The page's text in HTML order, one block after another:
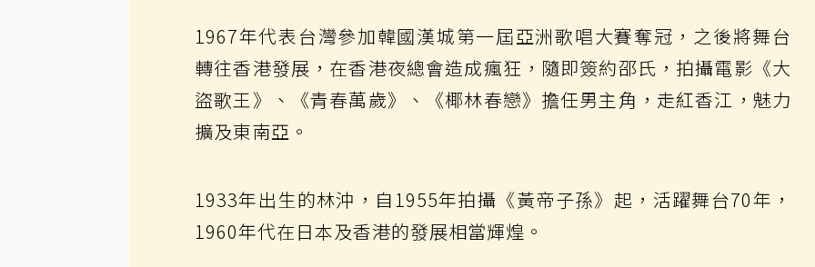
1967年代表台灣參加韓國漢城第一屆亞洲歌唱大賽奪冠，之後將舞台
轉往香港發展，在香港夜總會造成瘋狂，隨即簽約邵氏，拍攝電影《大
盜歌王》、《青春萬歲》、《椰林春戀》擔任男主角，走紅香江，魅力
擴及東南亞。
1933年出生的林沖，自1955年拍攝《黃帝子孫》起，活躍舞台70年，
1960年代在日本及香港的發展相當輝煌。